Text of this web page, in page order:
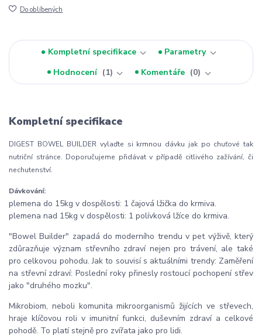
Do oblíbených
Kompletní specifikace
Parametry
Hodnocení
1 Komentáře 0
Kompletní specifikace
DIGEST BOWEL BUILDER vylaďte si krmnou dávku jak po chuťové tak
nutriční stránce. Doporučujeme přidávat v případě citlivého zažívání, či
nechutenství.
Dávkování:
plemena do 15kg v dospělosti: 1 čajová lžička do krmiva.
plemena nad 15kg v dospělosti: 1 polívková lžíce do krmiva.
"Bowel Builder" zapadá do moderního trendu v pet výživě, který
zdůrazňuje význam střevního zdraví nejen pro trávení, ale také
pro celkovou pohodu. Jak to souvisí s aktuálními trendy: Zaměření
na střevní zdraví: Poslední roky přinesly rostoucí pochopení střev
jako "druhého mozku".
Mikrobiom, neboli komunita mikroorganismů žijících ve střevech,
hraje klíčovou roli v imunitní funkci, duševním zdraví a celkové
pohodě. To platí stejně pro zvířata jako pro lidi.